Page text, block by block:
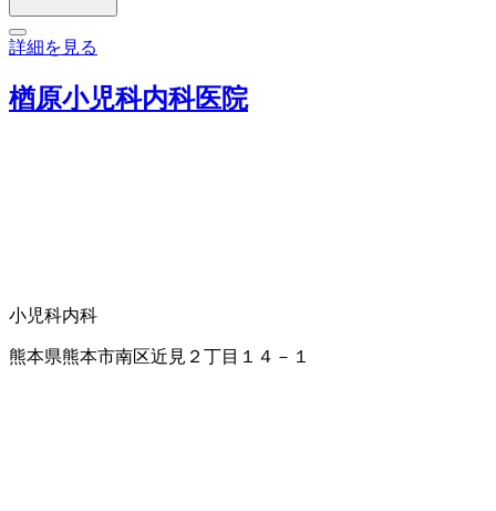
詳細を見る
楢原小児科内科医院
小児科内科
熊本県熊本市南区近見２丁目１４－１